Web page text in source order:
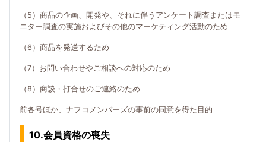
（5）商品の企画、開発や、それに伴うアンケート調査またはモ
ニター調査の実施およびその他のマーケティング活動のため
（6）商品を発送するため
（7）お問い合わせやご相談への対応のため
（8）商談・打合せのご連絡のため
前各号ほか、ナフコメンバーズの事前の同意を得た目的
10.会員資格の喪失